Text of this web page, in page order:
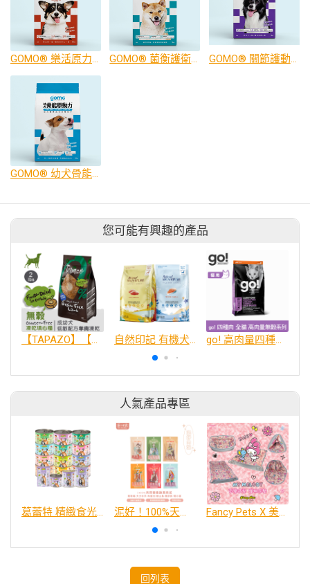
GOMO® 樂活原力™-熟齡犬無穀低磷配方1.8kg GOMO® 菌衡護衛™-成犬無穀低敏配方1.8kg GOMO® 關節護動™-成犬無穀高纖關節配方1.8kg
您可能有興趣的產品
【TAPAZO】【無穀凍乾填心糧】成幼犬_羊肉配方 2磅(單一肉源) 自然印記 有機犬糧 鴨肉/鮭魚 go! 高肉量四種肉無穀貓糧
人氣產品專區
葛蕾特 精緻食光 主食貓罐、貓餐包 泥好！100%天然營養蔬果肉泥 Fancy Pets X 美樂蒂 百變造型寵物睡床墊
回列表